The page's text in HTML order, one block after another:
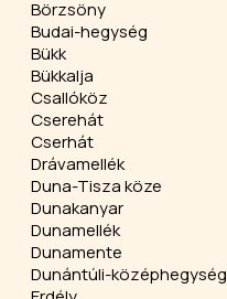
Börzsöny
Budai-hegység
Bükk
Bükkalja
Csallóköz
Cserehát
Cserhát
Drávamellék
Duna-Tisza köze
Dunakanyar
Dunamellék
Dunamente
Dunántúli-középhegység